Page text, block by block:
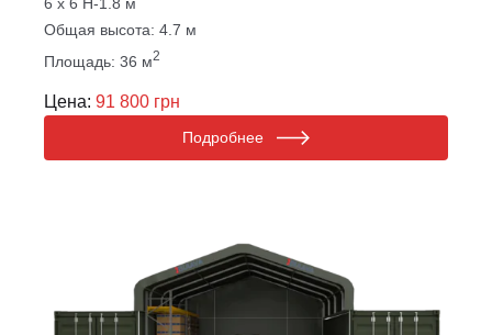
6 х 6 Н-1.8 м
Общая высота: 4.7 м
Площадь: 36 м2
Цена: 91 800 грн
Подробнее